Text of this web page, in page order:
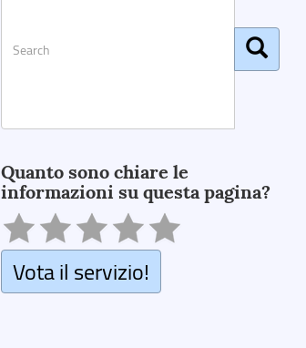
Quanto sono chiare le
informazioni su questa pagina?
Vota il servizio!